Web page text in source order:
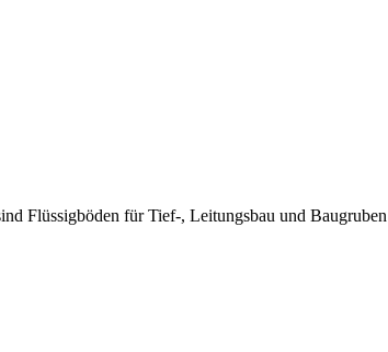
Flüssigböden für Tief-, Leitungsbau und Baugruben